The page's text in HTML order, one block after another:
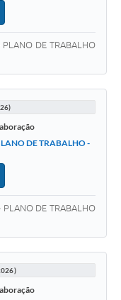
DE TRABALHO
DE TRABALHO -
DE TRABALHO